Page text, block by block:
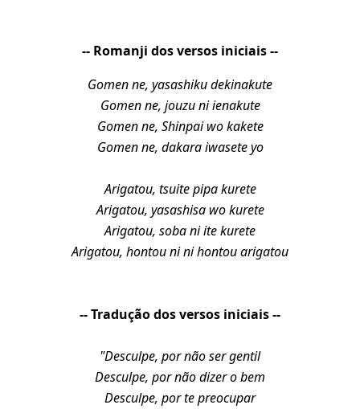
-- Romanji dos versos iniciais --
Gomen ne, yasashiku dekinakute
Gomen ne, jouzu ni ienakute
Gomen ne, Shinpai wo kakete
Gomen ne, dakara iwasete yo
Arigatou, tsuite pipa kurete
Arigatou, yasashisa wo kurete
Arigatou, soba ni ite kurete
Arigatou, hontou ni ni hontou arigatou
-- Tradução dos versos iniciais --
"Desculpe, por não ser gentil
Desculpe, por não dizer o bem
Desculpe, por te preocupar